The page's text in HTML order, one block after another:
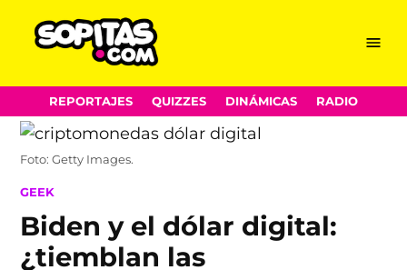
Skip
to
content
Menu
REPORTAJES QUIZZES DINÁMICAS RADIO
Foto: Getty Images.
POSTED
GEEK
Biden y el dólar digital:
¿tiemblan las